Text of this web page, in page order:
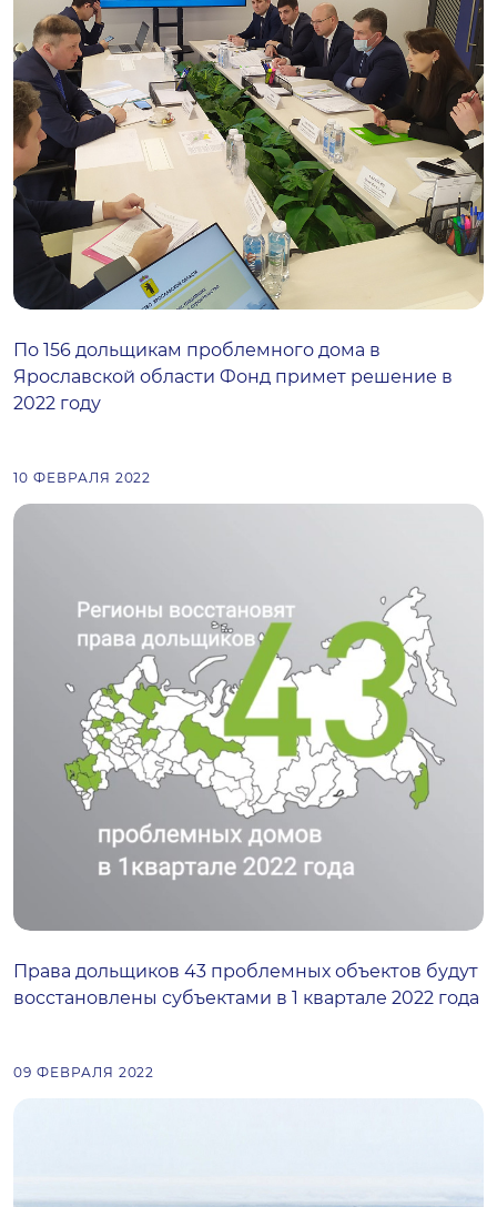
По 156 дольщикам проблемного дома в
Ярославской области Фонд примет решение в
2022 году
10 ФЕВРАЛЯ 2022
Права дольщиков 43 проблемных объектов будут
восстановлены субъектами в 1 квартале 2022 года
09 ФЕВРАЛЯ 2022